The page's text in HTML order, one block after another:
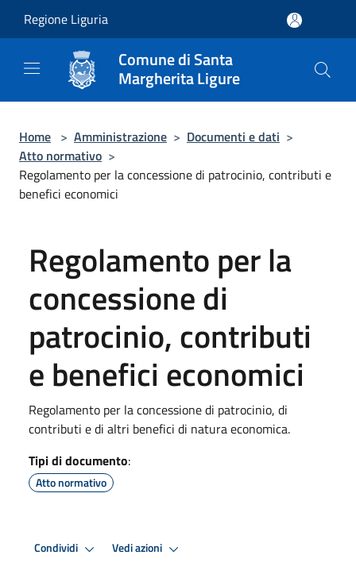
Regione Liguria
Comune di Santa
Margherita Ligure
Home > Amministrazione > Documenti e dati >
Atto normativo >
Regolamento per la concessione di patrocinio, contributi e
benefici economici
Regolamento per la
concessione di
patrocinio, contributi
e benefici economici
Regolamento per la concessione di patrocinio, di
contributi e di altri benefici di natura economica.
Tipi di documento:
Atto normativo
Condividi Vedi azioni